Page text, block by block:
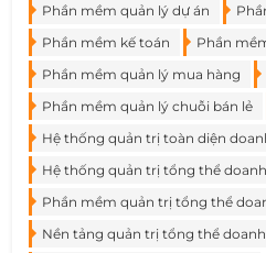
Phần mềm quản lý dự án
Phần mềm kế toán
Phần
Phần mềm quản lý mua hàng
Phần mềm quản lý chuỗi bán lẻ
Hệ thống quản trị toàn diện
Hệ thống quản trị tổng thể
Phần mềm quản trị tổng thể
Nền tảng quản trị tổng thể